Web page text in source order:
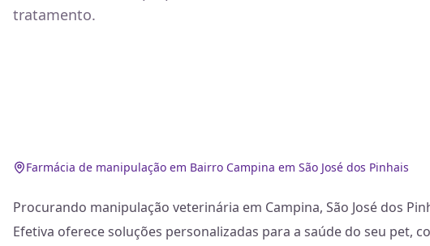
tratamento.
Farmácia de manipulação em Bairro Campina em São José dos Pinhais
Procurando manipulação veterinária em Campina, São José dos
Efetiva oferece soluções personalizadas para a saúde do seu pet,